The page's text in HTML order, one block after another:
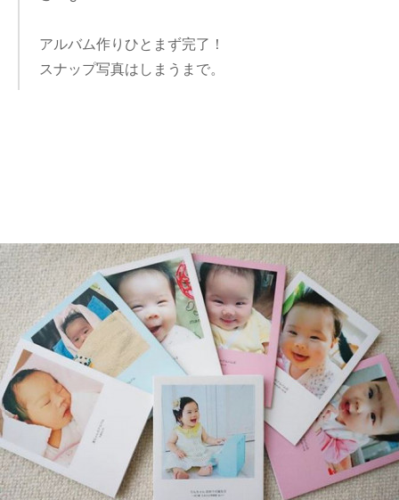
アルバム作りひとまず完了！
スナップ写真はしまうまで。